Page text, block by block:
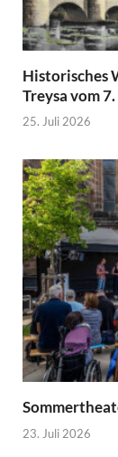
Historisches
Treysa vom
25. Juli 2026
23. Juli 2026